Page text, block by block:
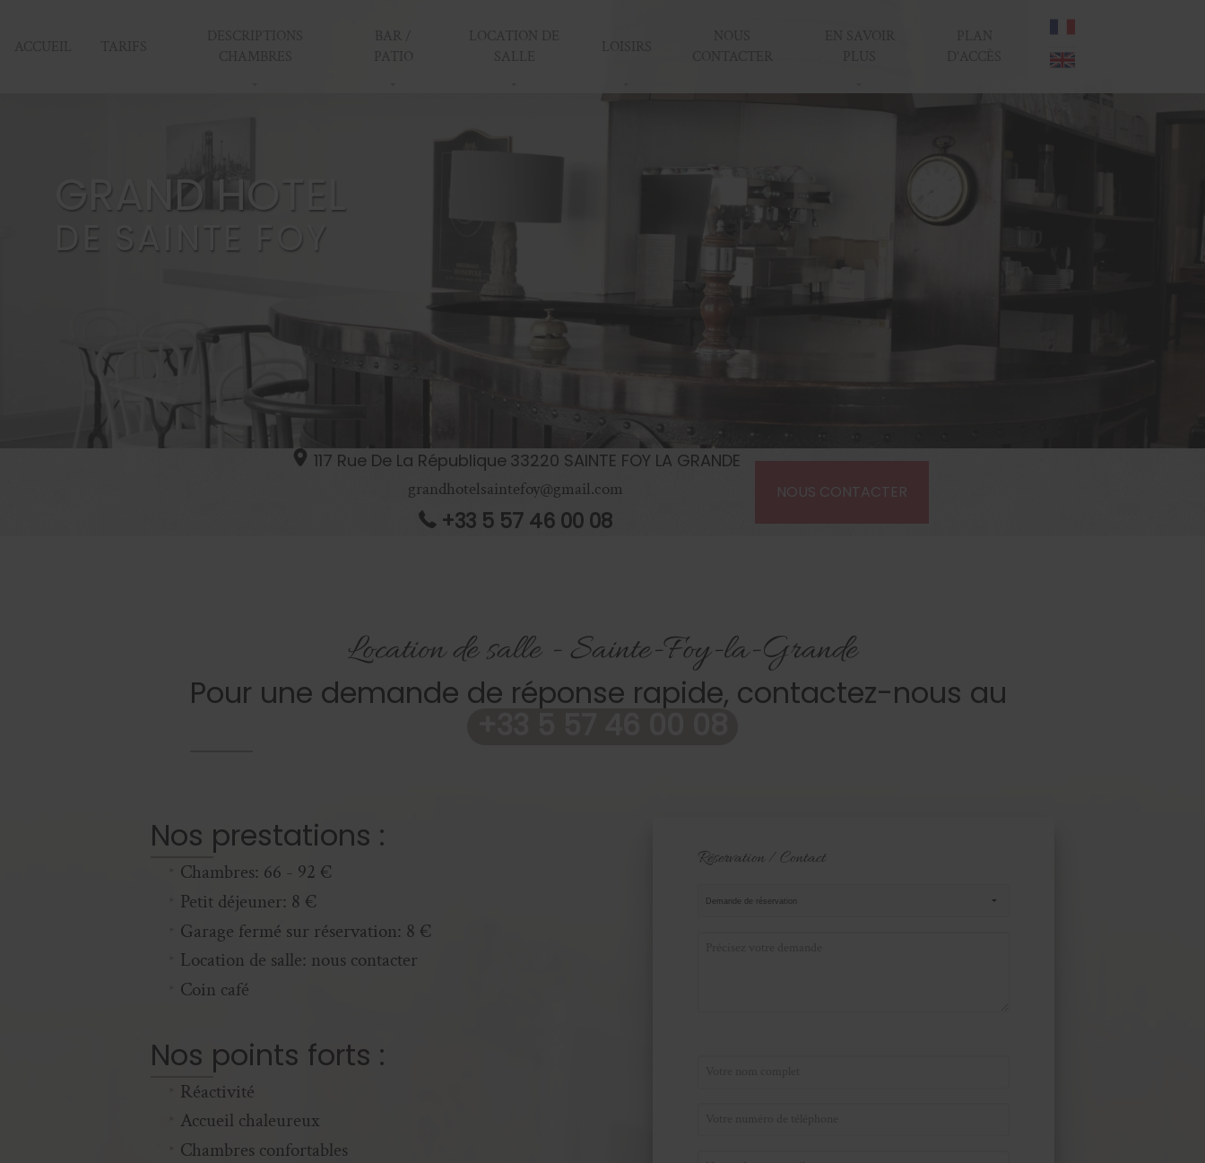
GRAND HOTEL
DE SAINTE FOY
117 Rue De La République 33220 SAINTE FOY LA GRANDE
grandhotelsaintefoy@gmail.com
+33 5 57 46 00 08
NOUS CONTACTER
Location de salle - Sainte-Foy-la-Grande
Pour une demande de réponse rapide, contactez-nous au
Nos prestations :
Chambres: 66 - 92 €
Petit déjeuner: 8 €
Garage fermé sur réservation: 8 €
Location de salle: nous contacter
Coin café
Nos points forts :
Réactivité
Accueil chaleureux
Chambres confortables
Réservation / Contact